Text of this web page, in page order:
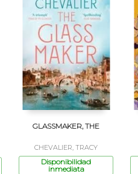
GLASSMAKER, THE
CHEVALIER, TRACY
Disponibilidad
inmediata